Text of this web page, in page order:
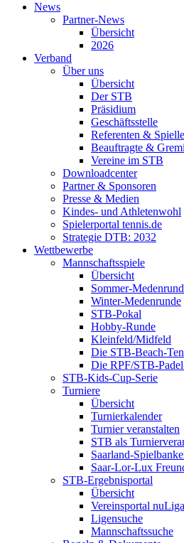
News
Partner-News
Übersicht
2026
Verband
Über uns
Übersicht
Der STB
Präsidium
Geschäftsstelle
Referenten &
Beauftragte &
Vereine im STB
Downloadcenter
Partner & Sponsoren
Presse & Medien
Kindes- und Athletenwohl
Spielerportal tennis.de
Strategie DTB: 2032
Wettbewerbe
Mannschaftsspiele
Übersicht
Sommer-
Winter-Medenrunde
STB-Pokal
Hobby-Runde
Kleinfeld/Midfeld
Die STB-Beach-
Die RPF/STB-
STB-Kids-Cup-Serie
Turniere
Übersicht
Turnierkalender
Turnier veranstalten
STB als
Saarland-
Saar-Lor-Lux
STB-Ergebnisportal
Übersicht
Vereinsportal nuLiga
Ligensuche
Mannschaftssuche